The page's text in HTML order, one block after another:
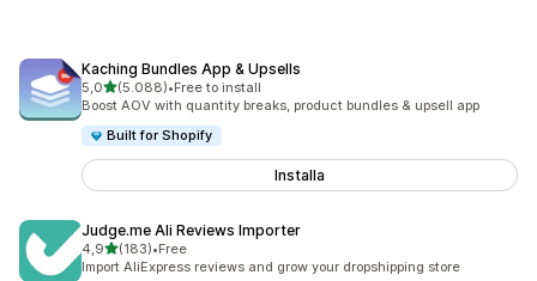
Kaching Bundles App & Upsells
5,0stelle su 5
(5.088)
5088 recensioni totali
•Free to install
Boost AOV with quantity breaks, product bundles & upsell app
Built for Shopify
Installa
Judge.me Ali Reviews Importer
4,9stelle su 5
(183)
183 recensioni totali
•Free
Import AliExpress reviews and grow your dropshipping store